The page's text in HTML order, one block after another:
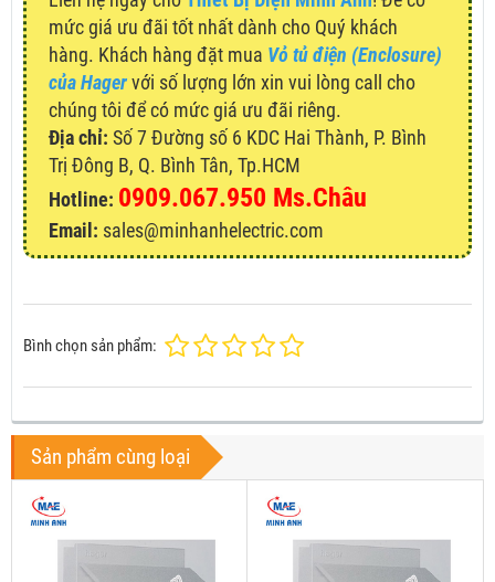
mức giá ưu đãi tốt nhất dành cho Quý khách
hàng. Khách hàng đặt mua Vỏ tủ điện (Enclosure)
của Hagervới số lượng lớn xin vui lòng call cho
chúng tôi để có mức giá ưu đãi riêng.
Địa chỉ: Số 7 Đường số 6 KDC Hai Thành, P. Bình
Trị Đông B, Q. Bình Tân, Tp.HCM
Hotline: 0909.067.950 Ms.Châu
Email: sales@minhanhelectric.com
Bình chọn sản phẩm:
Sản phẩm cùng loại